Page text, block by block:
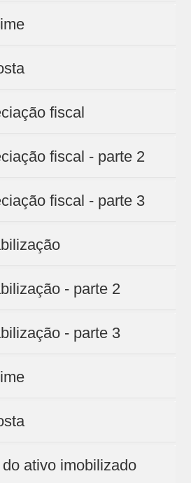
fiscal
fiscal - parte 2
fiscal - parte 3
- parte 2
- parte 3
ativo imobilizado